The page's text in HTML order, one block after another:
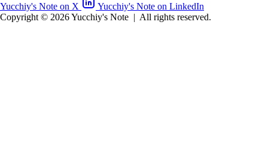
Yucchiy's Note on X
Yucchiy's Note on LinkedIn
Copyright © 2026 Yucchiy's Note | All rights reserved.